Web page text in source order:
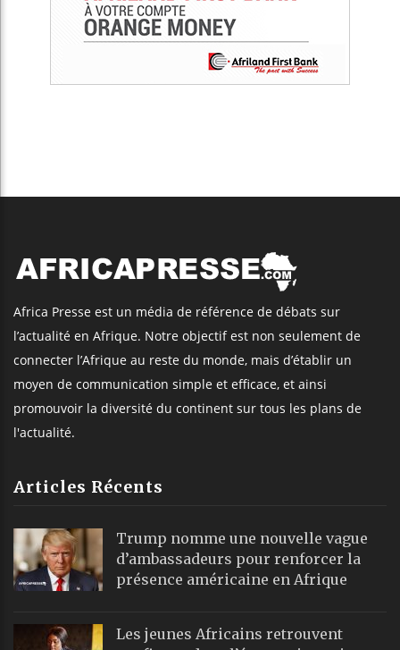
Africa Presse est un média de référence de débats sur
l’actualité en Afrique. Notre objectif est non seulement de
connecter l’Afrique au reste du monde, mais d’établir un
moyen de communication simple et efficace, et ainsi
promouvoir la diversité du continent sur tous les plans de
l'actualité.
Articles Récents
Trump nomme une nouvelle vague
d’ambassadeurs pour renforcer la
présence américaine en Afrique
Les jeunes Africains retrouvent